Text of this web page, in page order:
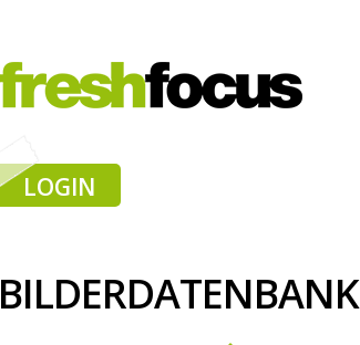
LOGIN
BILDERDATENBANK